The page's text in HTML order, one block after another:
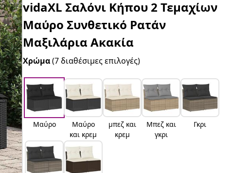
vidaXL Σαλόνι Κήπου 2 Τεμαχίων
Μαύρο Συνθετικό Ρατάν
Μαξιλάρια Ακακία
Χρώμα(7 διαθέσιμες επιλογές)
Μαύρο
Μαύρο
και κρεμ
μπεζ και
κρεμ
Μπεζ και
γκρι
Γκρι